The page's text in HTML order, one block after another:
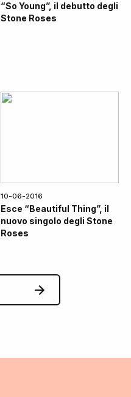
“So Young”, il debutto degli
Stone Roses
10-06-2016
Esce “Beautiful Thing”, il
nuovo singolo degli Stone
Roses